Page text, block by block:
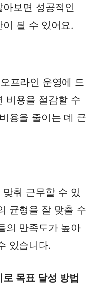
보면 성공적인
될 수 있어요.
프라인 운영에 드
비용을 절감할 수
용을 줄이는 데 큰
춰 근무할 수 있
균형을 잘 맞출 수
의 만족도가 높아
있습니다.
목표 달성 방법